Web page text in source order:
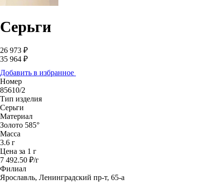
Серьги
26 973 ₽
35 964 ₽
Добавить в избранное
Номер
85610/2
Тип изделия
Серьги
Материал
Золото 585°
Масса
3.6 г
Цена за 1 г
7 492.50 ₽/г
Филиал
Ярославль, Ленинградский пр-т, 65-а